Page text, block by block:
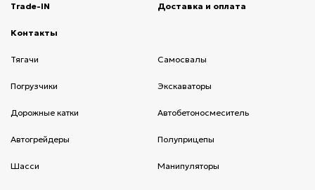
Trade-IN Доставка и оплата
Контакты
Тягачи Cамосвалы
Погрузчики Экскаваторы
Дорожные катки Автобетоносмеситель
Автогрейдеры Полуприцепы
Шасси Манипуляторы